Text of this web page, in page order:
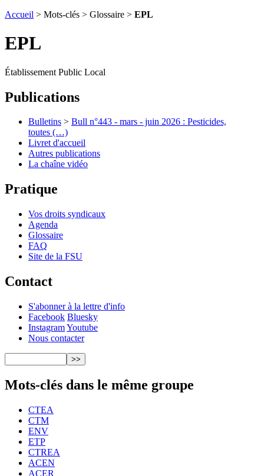
Accueil > Mots-clés > Glossaire > EPL
EPL
Établissement Public Local
Publications
Bulletins > Bull n°443 - mars - juin 2026 : Pesticides,
toutes (…)
Livret d'accueil
Autres publications
La chaîne vidéo
Pratique
Vos droits syndicaux
Agenda
Glossaire
FAQ
Site de la FSU
Contact
S'abonner à la lettre d'info
Facebook Bluesky
InstagramYoutube
Nous contacter
Mots-clés dans le même groupe
CTEA
CTM
ENV
ETP
CTREA
ACEN
ACER